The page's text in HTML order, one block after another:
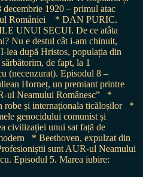
decembrie 1920 – primul atac
României
* DAN PURIC.
UNUI SECUI. De ce atâta
Nu e destul cât i-am chinuit,
lea după Hristos, populația din
de fapt, la 1
(necenzurat). Episodul 8 –
Horneț, un premiant printre
ul Neamului Românesc”
*
și internaționala ticăloșilor
*
genocidului comunist și
civilizației unui sat față de
* Beethoven, expulzat din
sunt AUR-ul Neamului
Episodul 5. Marea iubire: